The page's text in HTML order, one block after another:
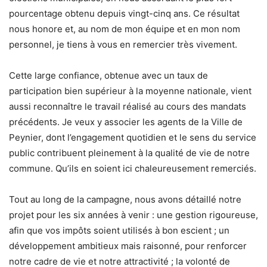
pourcentage obtenu depuis vingt-cinq ans. Ce résultat
nous honore et, au nom de mon équipe et en mon nom
personnel, je tiens à vous en remercier très vivement.
Cette large confiance, obtenue avec un taux de
participation bien supérieur à la moyenne nationale, vient
aussi reconnaître le travail réalisé au cours des mandats
précédents. Je veux y associer les agents de la Ville de
Peynier, dont l’engagement quotidien et le sens du service
public contribuent pleinement à la qualité de vie de notre
commune. Qu’ils en soient ici chaleureusement remerciés.
Tout au long de la campagne, nous avons détaillé notre
projet pour les six années à venir : une gestion rigoureuse,
afin que vos impôts soient utilisés à bon escient ; un
développement ambitieux mais raisonné, pour renforcer
notre cadre de vie et notre attractivité ; la volonté de